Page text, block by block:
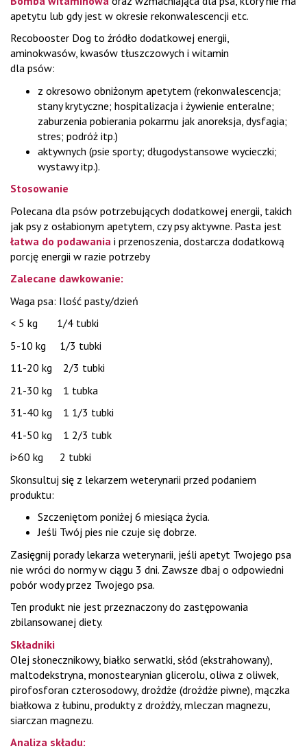
apetytu lub gdy jest w okresie rekonwalescencji etc.
Recobooster Dog to źródło dodatkowej energii,
aminokwasów, kwasów tłuszczowych i witamin
dla psów:
z okresowo obniżonym apetytem (rekonwalescencja;
stany krytyczne; hospitalizacja i żywienie enteralne;
zaburzenia pobierania pokarmu jak anoreksja, dysfagia;
stres; podróż itp.)
aktywnych (psie sporty; długodystansowe wycieczki;
wystawy itp.).
Stosowanie
Polecana dla psów potrzebujących dodatkowej energii, takich
jak psy z osłabionym apetytem, czy psy aktywne. Pasta jest
łatwa do podawania i przenoszenia, dostarcza dodatkową
porcję energii w razie potrzeby
Zalecane dawkowanie:
Waga psa: Ilość pasty/dzień
< 5 kg 1/4 tubki
5-10 kg 1/3 tubki
11-20 kg 2/3 tubki
21-30 kg 1 tubka
31-40 kg 1 1/3 tubki
41-50 kg 1 2/3 tubk
i>60 kg 2 tubki
Skonsultuj się z lekarzem weterynarii przed podaniem
produktu:
Szczeniętom poniżej 6 miesiąca życia.
Jeśli Twój pies nie czuje się dobrze.
Zasięgnij porady lekarza weterynarii, jeśli apetyt Twojego psa
nie wróci do normy w ciągu 3 dni. Zawsze dbaj o odpowiedni
pobór wody przez Twojego psa.
Ten produkt nie jest przeznaczony do zastępowania
zbilansowanej diety.
Składniki
Olej słonecznikowy, białko serwatki, słód (ekstrahowany),
maltodekstryna, monostearynian glicerolu, oliwa z oliwek,
pirofosforan czterosodowy, drożdże (drożdże piwne), mączka
białkowa z łubinu, produkty z drożdży, mleczan magnezu,
siarczan magnezu.
Analiza składu: